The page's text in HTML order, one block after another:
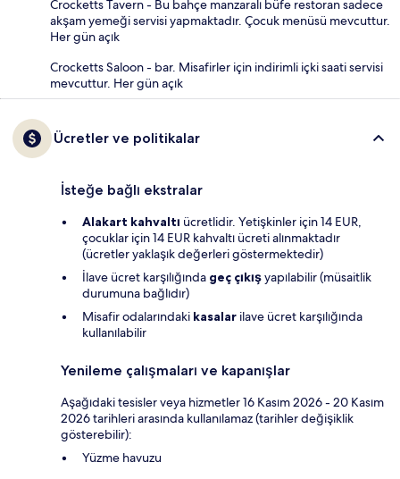
Crocketts Tavern - Bu bahçe manzaralı büfe restoran sadece
akşam yemeği servisi yapmaktadır. Çocuk menüsü mevcuttur.
Her gün açık
Crocketts Saloon - bar. Misafirler için indirimli içki saati servisi
mevcuttur. Her gün açık
Ücretler ve politikalar
İsteğe bağlı ekstralar
Alakart kahvaltı ücretlidir. Yetişkinler için 14 EUR,
çocuklar için 14 EUR kahvaltı ücreti alınmaktadır
(ücretler yaklaşık değerleri göstermektedir)
İlave ücret karşılığında geç çıkışyapılabilir (müsaitlik
durumuna bağlıdır)
Misafir odalarındaki kasalar ilave ücret karşılığında
kullanılabilir
Yenileme çalışmaları ve kapanışlar
Aşağıdaki tesisler veya hizmetler 16 Kasım 2026 - 20 Kasım
2026 tarihleri arasında kullanılamaz (tarihler değişiklik
gösterebilir):
Yüzme havuzu